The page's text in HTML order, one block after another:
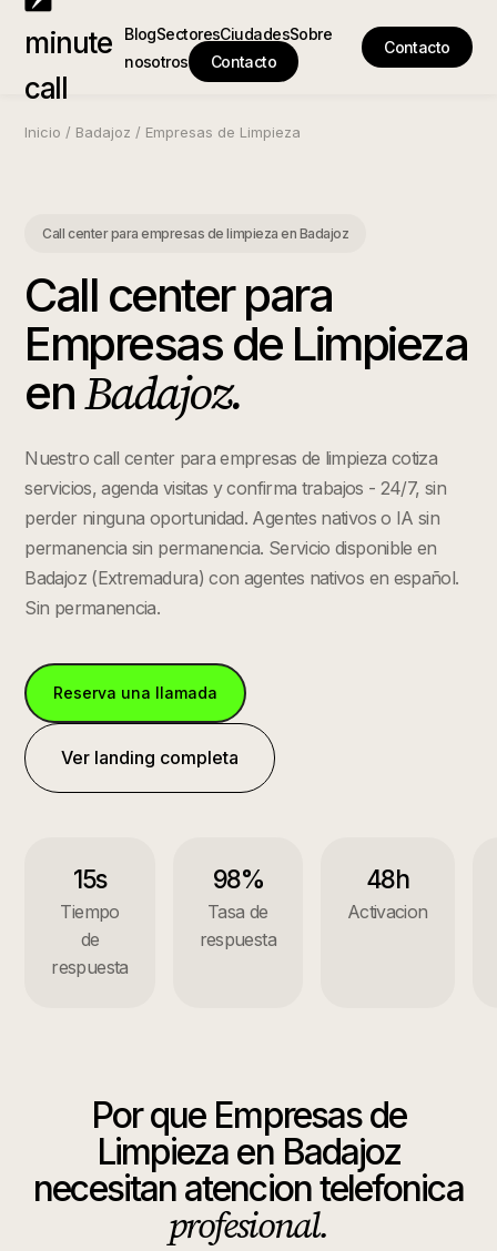
minute
call
BlogSectoresCiudadesSobre
nosotros
Contacto
Contacto
Inicio / Badajoz / Empresas de Limpieza
Call center para empresas de limpieza en Badajoz
Call center para
Empresas de Limpieza
enBadajoz.
Nuestro call center para empresas de limpieza cotiza
servicios, agenda visitas y confirma trabajos - 24/7, sin
perder ninguna oportunidad. Agentes nativos o IA sin
permanencia sin permanencia. Servicio disponible en
Badajoz(Extremadura) con agentes nativos en español.
Sin permanencia.
Reserva una llamada
Ver landing completa
15s
Tiempo
de
respuesta
98%
Tasa de
respuesta
48h
Activacion
Por que Empresas de
Limpieza en Badajoz
necesitan atencion telefonica
profesional.